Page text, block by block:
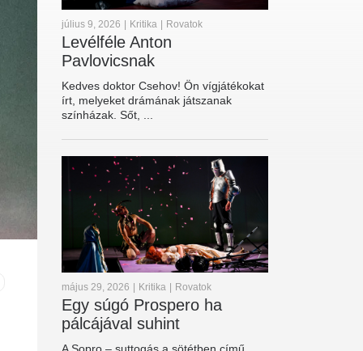
július 9, 2026 Kritika Rovatok
Levélféle Anton
Pavlovicsnak
Kedves doktor Csehov! Ön vígjátékokat
írt, melyeket drámának játszanak
színházak. Sőt, ...
május 29, 2026 | Kritika | Rovatok
Egy súgó Prospero ha
pálcájával suhint
A Sopro – suttogás a sötétben című